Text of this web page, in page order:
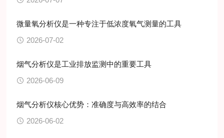
微量氧分析仪是一种专注于低浓度氧气测量的工具
2026-07-02
烟气分析仪是工业排放监测中的重要工具
2026-06-09
烟气分析仪核心优势：准确度与高效率的结合
2026-06-02